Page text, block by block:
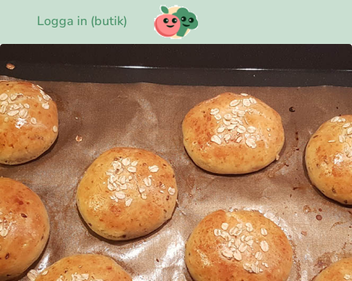
Logga in (butik)